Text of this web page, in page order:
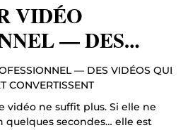
VIDÉO
— DES
ATTIRENT,
ET
— DES VIDÉOS QUI
CONVERTISSENT
vidéo ne suffit plus. Si elle ne
quelques secondes… elle est